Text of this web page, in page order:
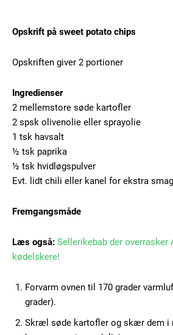
Opskrift på sweet potato chips
Opskriften giver 2 portioner
Ingredienser
2 mellemstore søde kartofler
2 spsk olivenolie eller sprayolie
1 tsk havsalt
½ tsk paprika
½ tsk hvidløgspulver
Evt. lidt chili eller kanel for ekstra smag
Fremgangsmåde
Læs også: Sellerikebab der overrasker
kødelskere!
Forvarm ovnen til 170 grader
grader).
Skræl søde kartofler og skær dem i